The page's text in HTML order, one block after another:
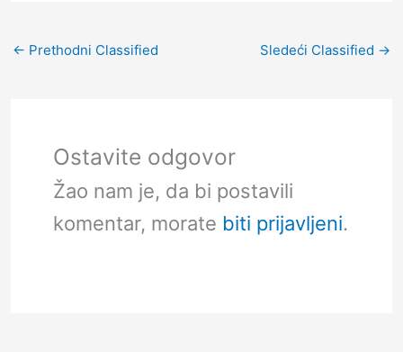
← Prethodni Classified Sledeći Classified →
Ostavite odgovor
Žao nam je, da bi postavili
komentar, morate biti prijavljeni.